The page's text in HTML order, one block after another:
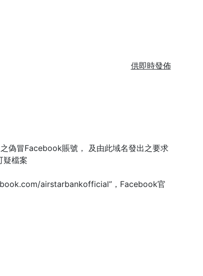
供即時發佈
冒Facebook賬號， 及由此域名發出之要求
疑檔案
airstarbankofficial”，Facebook官